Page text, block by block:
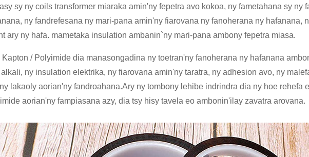
sy ny coils transformer miaraka amin'ny fepetra avo kokoa, ny fametahana sy ny
ny fandrefesana ny mari-pana amin'ny fiarovana ny fanoherana ny hafanana,
ary ny hafa. mametaka insulation ambanin`ny mari-pana ambony fepetra miasa.
Kapton / Polyimide dia manasongadina ny toetran'ny fanoherana ny hafanana
ny insulation elektrika, ny fiarovana amin'ny taratra, ny adhesion avo, ny
lakaoly aorian'ny fandroahana.Ary ny tombony lehibe indrindra dia ny hoe rehefa
aorian'ny fampiasana azy, dia tsy hisy tavela eo ambonin'ilay zavatra arovana.